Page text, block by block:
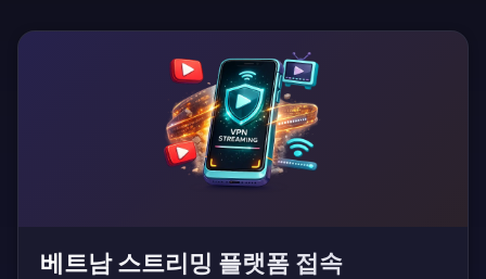
베트남 스트리밍 플랫폼 접속